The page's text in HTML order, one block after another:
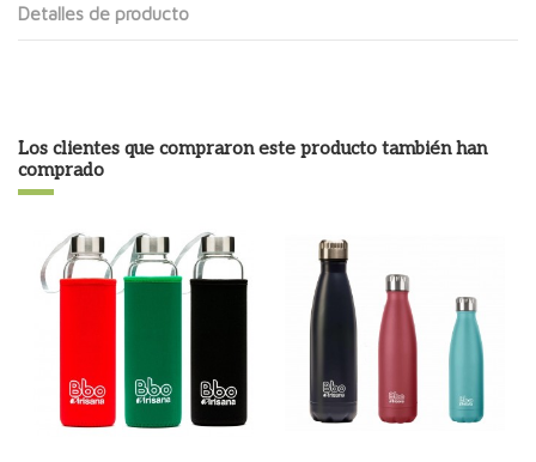
Detalles de producto
Los clientes que compraron este producto también han
comprado